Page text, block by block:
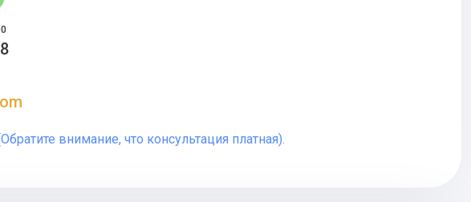
внимание, что консультация платная).